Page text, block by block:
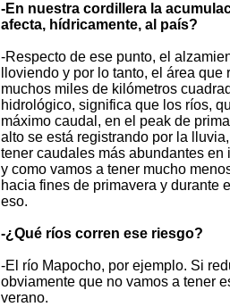
-En nuestra cordillera la
afecta, hídricamente, al país?
-Respecto de ese punto, el
lloviendo y por lo tanto, el área
muchos miles de kilómetros
hidrológico, significa que los ríos,
máximo caudal, en el peak de
alto se está registrando por la
tener caudales más abundantes en
y como vamos a tener mucho
hacia fines de primavera y durante
eso.
-¿Qué ríos corren ese riesgo?
-El río Mapocho, por ejemplo. Si
obviamente que no vamos a tener
verano.